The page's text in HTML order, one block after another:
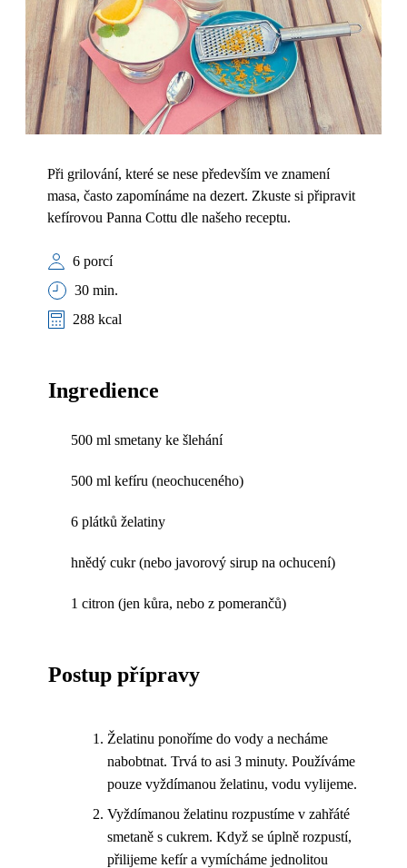
Při grilování, které se nese především ve znamení
masa, často zapomínáme na dezert. Zkuste si připravit
kefírovou Panna Cottu dle našeho receptu.
6 porcí
30 min.
288 kcal
Ingredience
500 ml smetany ke šlehání
500 ml kefíru (neochuceného)
6 plátků želatiny
hnědý cukr (nebo javorový sirup na ochucení)
1 citron (jen kůra, nebo z pomerančů)
Postup přípravy
Želatinu ponoříme do vody a necháme
nabobtnat. Trvá to asi 3 minuty. Používáme
pouze vyždímanou želatinu, vodu vylijeme.
Vyždímanou želatinu rozpustíme v zahřáté
smetaně s cukrem. Když se úplně rozpustí,
přilijeme kefír a vymícháme jednolitou